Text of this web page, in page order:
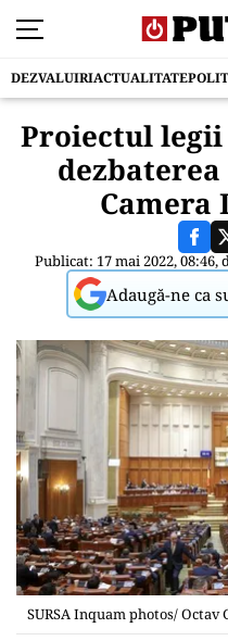
DEZVALUIRIACTUALITATE
Proiectul
Camera
Publicat: 17 mai 2022, 08:46,
Adaugă-ne ca
SURSA Inquam photos/